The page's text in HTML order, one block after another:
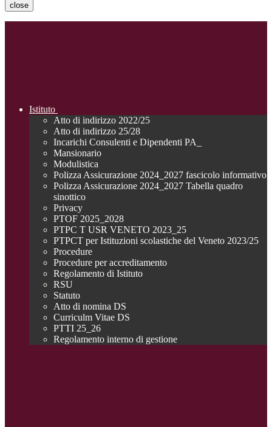
close
Istituto
Atto di indirizzo 2022/25
Atto di indirizzo 25/28
Incarichi Consulenti e Dipendenti PA_
Mansionario
Modulistica
Polizza Assicurazione 2024_2027 fascicolo informativo
Polizza Assicurazione 2024_2027 Tabella quadro
sinottico
Privacy
PTOF 2025_2028
PTPC T USR VENETO 2023_25
PTPCT per Istituzioni scolastiche del Veneto 2023/25
Procedure
Procedure per accreditamento
Regolamento di Istituto
RSU
Statuto
Atto di nomina DS
Curriculm Vitae DS
PTTI 25_26
Regolamento interno di gestione